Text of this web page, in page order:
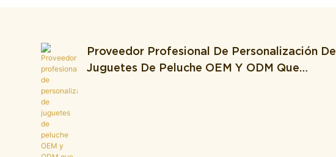
Proveedor Profesional De Personalización De
Juguetes De Peluche OEM Y ODM Que